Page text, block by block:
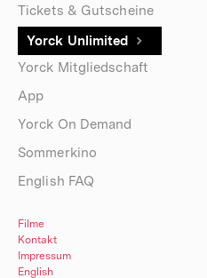
Tickets & Gutscheine
Yorck Unlimited
Yorck Mitgliedschaft
App
Yorck On Demand
Sommerkino
English FAQ
Filme
Kontakt
Impressum
English